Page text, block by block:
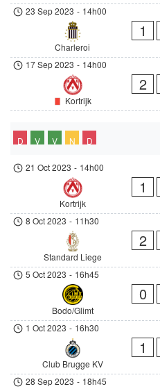
23 Sep 2023 - 14h00
Charleroi
1
17 Sep 2023 - 14h00
Kortrijk
2
D V V N D
21 Oct 2023 - 14h00
Kortrijk
1
8 Oct 2023 - 11h30
Standard Liege
2
5 Oct 2023 - 16h45
Bodo/Glimt
0
1 Oct 2023 - 16h30
Club Brugge KV
1
28 Sep 2023 - 18h45